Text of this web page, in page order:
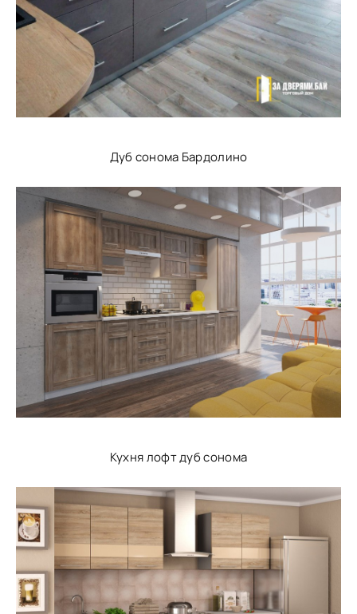
Дуб сонома Бардолино
Кухня лофт дуб сонома